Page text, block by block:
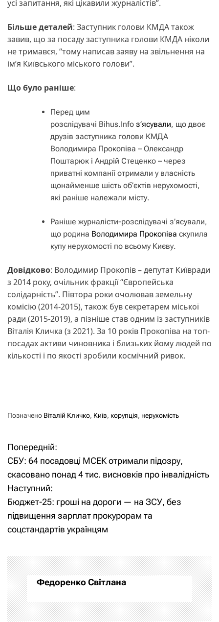
усі запитання, які цікавили журналістів”.
Більше деталей: Заступник голови КМДА також
завив, що за посаду заступника голови КМДА ніколи
не тримався, “тому написав заяву на звільнення на
імʼя Київського міського голови”.
Що було раніше:
Перед цим
розслідувачі Bihus.Info з’ясували, що двоє
друзів заступника голови КМДА
Володимира Прокопіва – Олександр
Поштарюк і Андрій Стеценко – через
приватні компанії отримали у власність
щонайменше шість об’єктів нерухомості,
які раніше належали місту.
Раніше журналісти-розслідувачі з’ясували,
що родина Володимира Прокопіва скупила
купу нерухомості по всьому Києву.
Довідково: Володимир Прокопів – депутат Київради
з 2014 року, очільник фракції “Європейська
солідарність”. Півтора роки очолював земельну
комісію (2014-2015), також був секретарем міської
ради (2015-2019), а пізніше став одним із заступників
Віталія Кличка (з 2021). За 10 років Прокопіва на топ-
посадах активи чиновника і близьких йому людей по
кількості і по якості зробили космічний ривок.
Позначено Віталій Кличко, Київ, корупція, нерухомість
Н
а
в
і
г
а
ц
і
я
Попередній:
СБУ: 64 посадовці МСЕК отримали підозру,
скасовано понад 4 тис. висновків про інвалідність
Наступний:
Бюджет-25: гроші на дороги — на ЗСУ, без
підвищення зарплат прокурорам та
соцстандартів українцям
Федоренко Світлана